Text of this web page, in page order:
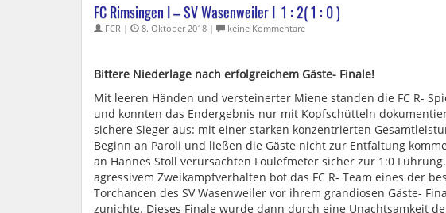
FC Rimsingen I – SV Wasenweiler I ​​​ 1 : 2​​( 1 : 0 )
FCR | 8. Oktober 2018 | keine Kommentare
Bittere Niederlage nach erfolgreichem Gäste- Finale!
Mit leeren Händen und versteinerter Miene standen die FC R-
und konnten das Endergebnis nur mit Kopfschütteln
sichere Sieger aus: mit einer starken konzentrierten
Beginn an Paroli und ließen die Gäste nicht zur Entfaltung
an Hannes Stoll verursachten Foulefmeter sicher zur 1:0
agressivem Zweikampfverhalten bot das FC R- Team eines der
Torchancen des SV Wasenweiler vor ihrem grandiosen Gäste-
zunichte. Dieses Finale wurde dann durch eine Unachtsamkeit